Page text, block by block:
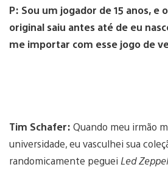
P: Sou um jogador de 15 anos, e
original saiu antes até de eu
me importar com esse jogo de
Tim Schafer: Quando meu irmão
universidade, eu vasculhei sua
randomicamente peguei Led